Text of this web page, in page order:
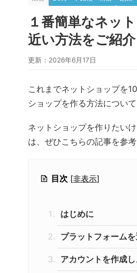
１番簡単なネッ
近い方法をご紹介
更新：2026年6月17日
これまでネットショップを
ショップを作る方法について
ネットショップを作りたい
は、ぜひこちらの記事を参考
目次 [非表示]
はじめに
プラットフォーム
アカウントを作成し